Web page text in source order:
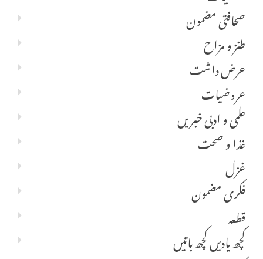
صحافتی مضمون
طنز و مزاح
عرض داشت
عروضیات
علمی و ادبی خبریں
غذا و صحت
غزل
فکری مضمون
قطعہ
کچھ یادیں کچھ باتیں